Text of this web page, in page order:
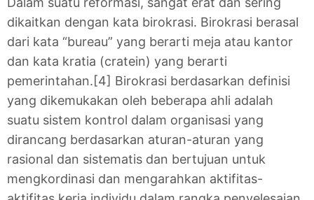
dikaitkan dengan kata birokrasi. Birokrasi berasal
dari kata “bureau” yang berarti meja atau kantor
dan kata kratia (cratein) yang berarti
pemerintahan.[4] Birokrasi berdasarkan definisi
yang dikemukakan oleh beberapa ahli adalah
suatu sistem kontrol dalam organisasi yang
dirancang berdasarkan aturan-aturan yang
rasional dan sistematis dan bertujuan untuk
mengkordinasi dan mengarahkan aktifitas-